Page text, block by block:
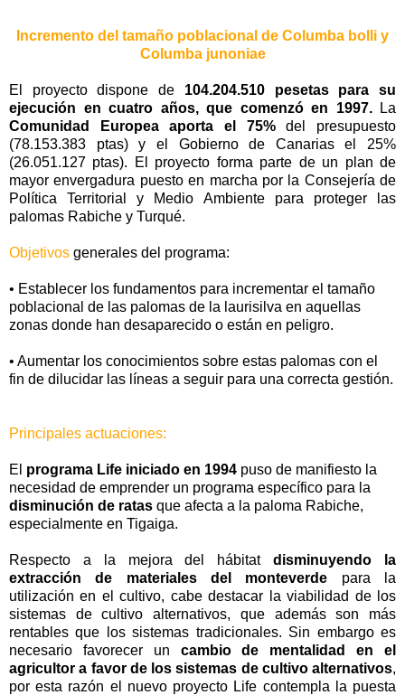
Incremento del tamaño poblacional de Columba bolli y
Columba junoniae
El proyecto dispone de 104.204.510 pesetas para su
ejecución en cuatro años, que comenzó en 1997.La
Comunidad Europea aporta el 75%del presupuesto
(78.153.383 ptas) y el Gobierno de Canarias el 25%
(26.051.127 ptas). El proyecto forma parte de un plan de
mayor envergadura puesto en marcha por la Consejería de
Política Territorial y Medio Ambiente para proteger las
palomas Rabiche y Turqué.
Objetivos generales del programa:
• Establecer los fundamentos para incrementar el tamaño
poblacional de las palomas de la laurisilva en aquellas
zonas donde han desaparecido o están en peligro.
• Aumentar los conocimientos sobre estas palomas con el
fin de dilucidar las líneas a seguir para una correcta gestión.
Principales actuaciones:
El programa Life iniciado en 1994 puso de manifiesto la
necesidad de emprender un programa específico para la
disminución de ratas que afecta a la paloma Rabiche,
especialmente en Tigaiga.
Respecto a la mejora del hábitatdisminuyendo la
extracción de materiales del monteverde para la
utilización en el cultivo, cabe destacar la viabilidad de los
sistemas de cultivo alternativos, que además son más
rentables que los sistemas tradicionales. Sin embargo es
necesario favorecer un cambio de mentalidad en el
agricultor a favor de los sistemas de cultivo alternativos,
por esta razón el nuevo proyecto Life contempla la puesta